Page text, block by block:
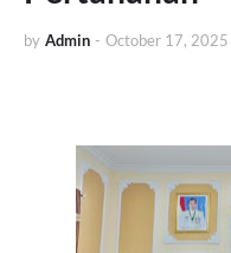
by Admin - October 17, 2025